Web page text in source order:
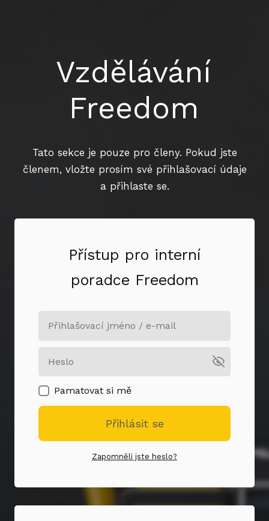
Vzdělávání
Freedom
Tato sekce je pouze pro členy. Pokud jste
členem, vložte prosím své přihlašovací údaje
a přihlaste se.
Přístup pro interní
poradce Freedom
Pamatovat si mě
Přihlásit se
Zapomněli jste heslo?